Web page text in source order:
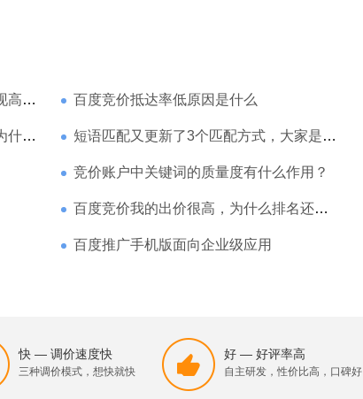
？ 百度竞价抵达率低原因是什么
高 短语匹配又更新了3个匹配方式，大家是如何理解的
竞价账户中关键词的质量度有什么作用？
百度竞价我的出价很高，为什么排名还是靠后
百度推广手机版面向企业级应用
快 — 调价速度快
三种调价模式，想快就快
好 — 好评率高
自主研发，性价比高，口碑好